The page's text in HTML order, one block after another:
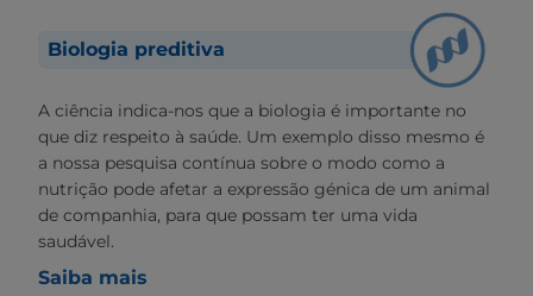
Biologia preditiva
A ciência indica-nos que a biologia é importante no
que diz respeito à saúde. Um exemplo disso mesmo é
a nossa pesquisa contínua sobre o modo como a
nutrição pode afetar a expressão génica de um animal
de companhia, para que possam ter uma vida
saudável.
Saiba mais